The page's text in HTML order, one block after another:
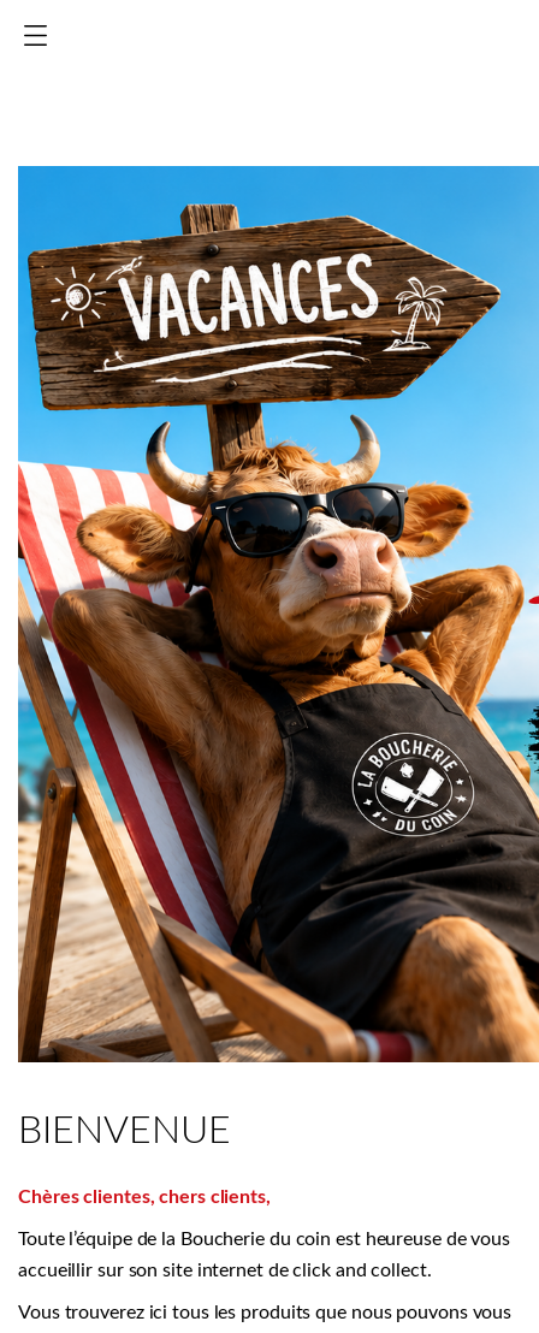
BIENVENUE
Chères clientes, chers clients,
Toute l’équipe de la Boucherie du coin est heureuse de vous
accueillir sur son site internet de click and collect.
Vous trouverez ici tous les produits que nous pouvons vous